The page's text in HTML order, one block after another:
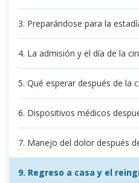
3. Preparándose para la
4. La admisión y el día de la
5. Qué esperar después de la
6. Dispositivos médicos
7. Manejo del dolor después
9. Regreso a casa y el